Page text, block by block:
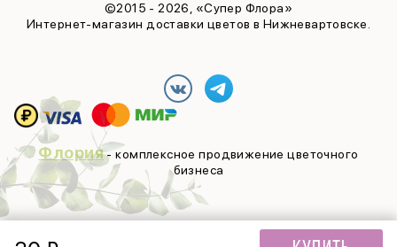
©2015 - 2026, «Супер Флора»
Интернет-магазин доставки цветов в Нижневартовске.
Флория- комплексное продвижение цветочного
бизнеса